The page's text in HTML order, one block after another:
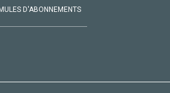
D'ABONNEMENTS